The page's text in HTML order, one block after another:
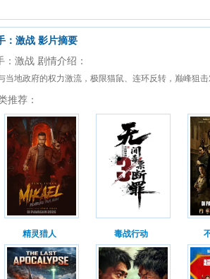
：激战 影片摘要
激战 剧情介绍：
当地政府的权力激流，极限猫鼠、连环反转，巅峰狙
推荐：
精灵猎人 毒战行动